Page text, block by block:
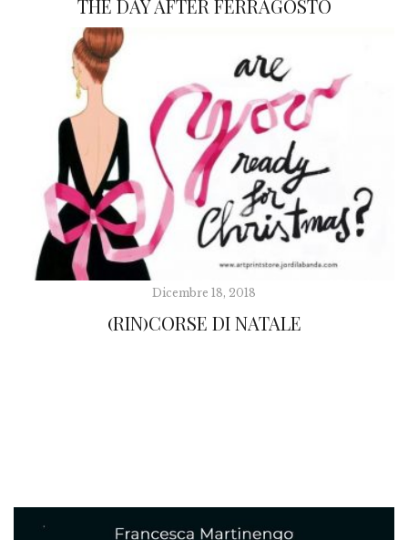
THE DAY AFTER FERRAGOSTO
Dicembre 18, 2018
(RIN)CORSE DI NATALE